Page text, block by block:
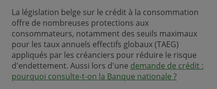
La législation belge sur le crédit à la consommation
offre de nombreuses protections aux
consommateurs, notamment des seuils maximaux
pour les taux annuels effectifs globaux (TAEG)
appliqués par les créanciers pour réduire le risque
d'endettement. Aussi lors d'une demande de crédit :
pourquoi consulte-t-on la Banque nationale ?